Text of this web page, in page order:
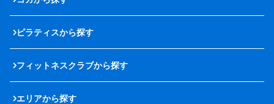
ピラティスから探す
フィットネスクラブから探す
エリアから探す